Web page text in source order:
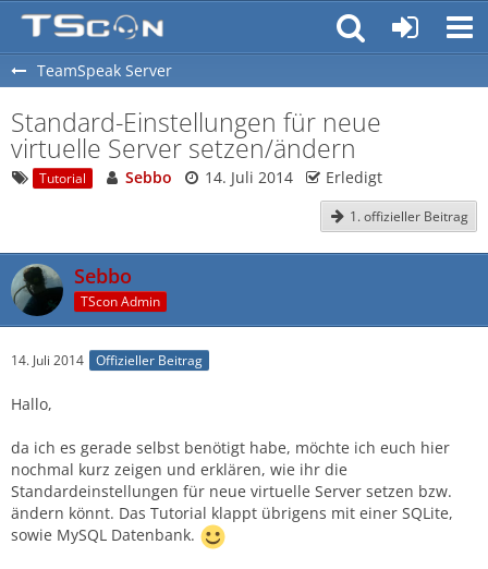
TeamSpeak Server
Standard-Einstellungen für neue
virtuelle Server setzen/ändern
Tutorial Sebbo 14. Juli 2014 Erledigt
1. offizieller Beitrag
Sebbo
TScon Admin
14. Juli 2014 Offizieller Beitrag
Hallo,
da ich es gerade selbst benötigt habe, möchte ich euch hier
nochmal kurz zeigen und erklären, wie ihr die
Standardeinstellungen für neue virtuelle Server setzen bzw.
ändern könnt. Das Tutorial klappt übrigens mit einer SQLite,
sowie MySQL Datenbank.